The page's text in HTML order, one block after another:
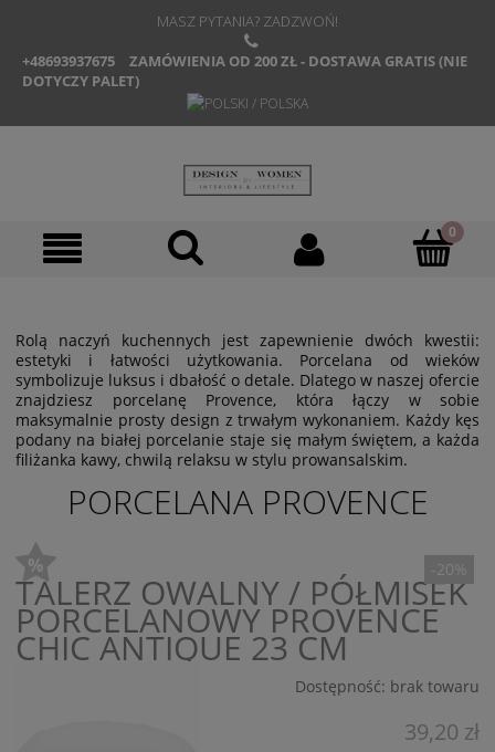
MASZ PYTANIA? ZADZWOŃ!
+48693937675
ZAMÓWIENIA OD 200 ZŁ - DOSTAWA GRATIS (NIE
DOTYCZY PALET)
Rolą naczyń kuchennych jest zapewnienie dwóch kwestii:
estetyki i łatwości użytkowania. Porcelana od wieków
symbolizuje luksus i dbałość o detale. Dlatego w naszej ofercie
znajdziesz porcelanę Provence, która łączy w sobie
maksymalnie prosty design z trwałym wykonaniem. Każdy kęs
podany na białej porcelanie staje się małym świętem, a każda
filiżanka kawy, chwilą relaksu w stylu prowansalskim.
PORCELANA PROVENCE
TALERZ OWALNY / PÓŁMISEK
PORCELANOWY PROVENCE
CHIC ANTIQUE 23 CM
Dostępność: brak towaru
39,20 zł
-20%